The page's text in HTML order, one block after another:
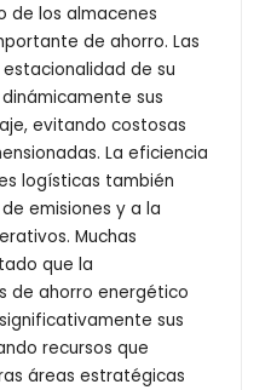
de los almacenes
de ahorro. Las
de su
sus
evitando costosas
La eficiencia
logísticas también
emisiones y a la
Muchas
que la
de ahorro energético
sus
recursos que
áreas estratégicas